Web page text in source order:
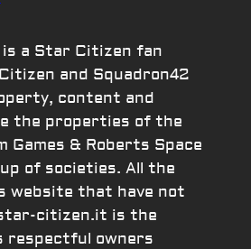
a Star Citizen fan
and Squadron42
content and
the properties of the
Games & Roberts Space
of societies. All the
website that have not
citizen.it is the
owners